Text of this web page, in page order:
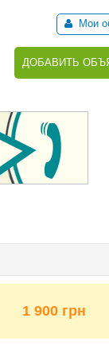
Мои
ДОБАВИТЬ
1 900 грн